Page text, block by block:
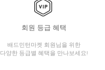
회원 등급 혜택
배드민턴마켓 회원님을 위한
다양한 등급별 혜택을 만나보세요!